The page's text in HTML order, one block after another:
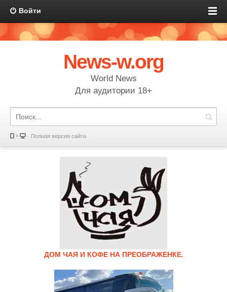
Войти
News-w.org
World News
Для аудитории 18+
Полная версия сайта
ДОМ ЧАЯ И КОФЕ НА ПРЕОБРАЖЕНКЕ.